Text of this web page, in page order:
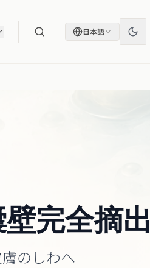
日本語
完全摘出
のしわへ